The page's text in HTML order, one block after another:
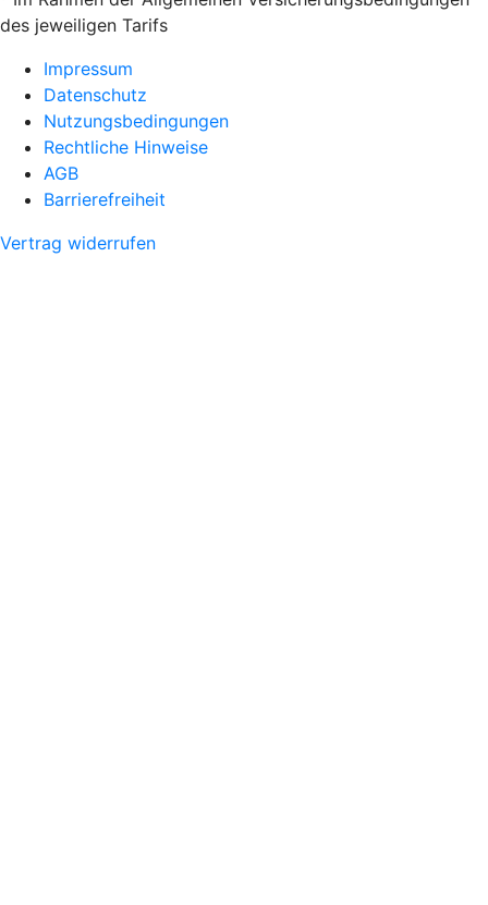
des jeweiligen Tarifs
Impressum
Datenschutz
Nutzungsbedingungen
Rechtliche Hinweise
AGB
Barrierefreiheit
Vertrag widerrufen